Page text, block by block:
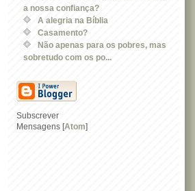
a nossa confiança?
A alegria na Bíblia
Casamento?
Não apenas para os pobres, mas
sobretudo com os po...
Subscrever
Mensagens [Atom]